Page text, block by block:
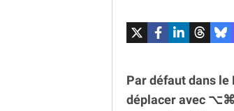
Par défaut dans le
déplacer avec